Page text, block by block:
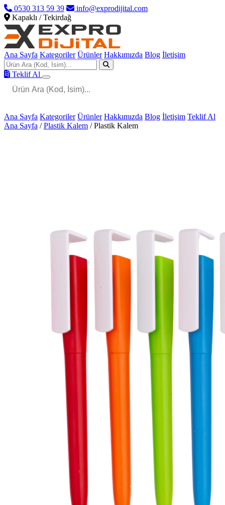
0530 313 59 39
info@exprodijital.com
Kapaklı / Tekirdağ
Ana Sayfa Kategoriler Ürünler Hakkımızda Blog İletişim
Teklif Al
Ana Sayfa Kategoriler Ürünler Hakkımızda Blog İletişim Teklif Al
Ana Sayfa / Plastik Kalem / Plastik Kalem